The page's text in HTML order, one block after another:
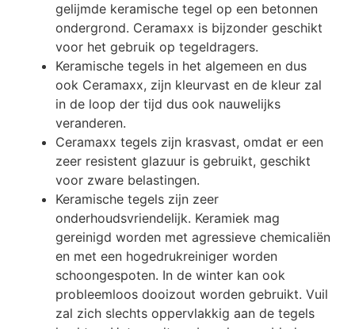
gelijmde keramische tegel op een betonnen
ondergrond. Ceramaxx is bijzonder geschikt
voor het gebruik op tegeldragers.
Keramische tegels in het algemeen en dus
ook Ceramaxx, zijn kleurvast en de kleur zal
in de loop der tijd dus ook nauwelijks
veranderen.
Ceramaxx tegels zijn krasvast, omdat er een
zeer resistent glazuur is gebruikt, geschikt
voor zware belastingen.
Keramische tegels zijn zeer
onderhoudsvriendelijk. Keramiek mag
gereinigd worden met agressieve chemicaliën
en met een hogedrukreiniger worden
schoongespoten. In de winter kan ook
probleemloos dooizout worden gebruikt. Vuil
zal zich slechts oppervlakkig aan de tegels